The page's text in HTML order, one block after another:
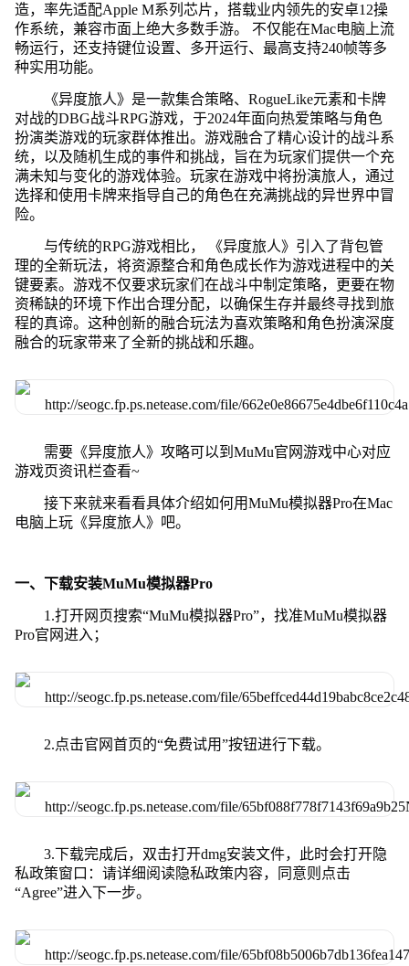
造，率先适配Apple M系列芯片，搭载业内领先的安卓12操
作系统，兼容市面上绝大多数手游。 不仅能在Mac电脑上流
畅运行，还支持键位设置、多开运行、最高支持240帧等多
种实用功能。
《异度旅人》是一款集合策略、RogueLike元素和卡牌
对战的DBG战斗RPG游戏，于2024年面向热爱策略与角色
扮演类游戏的玩家群体推出。游戏融合了精心设计的战斗系
统，以及随机生成的事件和挑战，旨在为玩家们提供一个充
满未知与变化的游戏体验。玩家在游戏中将扮演旅人，通过
选择和使用卡牌来指导自己的角色在充满挑战的异世界中冒
险。
与传统的RPG游戏相比， 《异度旅人》引入了背包管
理的全新玩法，将资源整合和角色成长作为游戏进程中的关
键要素。游戏不仅要求玩家们在战斗中制定策略，更要在物
资稀缺的环境下作出合理分配，以确保生存并最终寻找到旅
程的真谛。这种创新的融合玩法为喜欢策略和角色扮演深度
融合的玩家带来了全新的挑战和乐趣。
需要《异度旅人》攻略可以到MuMu官网游戏中心对应
游戏页资讯栏查看~
接下来就来看看具体介绍如何用MuMu模拟器Pro在Mac
电脑上玩《异度旅人》吧。
一、下载安装MuMu模拟器Pro
1.打开网页搜索“MuMu模拟器Pro”，找准MuMu模拟器
Pro官网进入；
2.点击官网首页的“免费试用”按钮进行下载。
3.下载完成后，双击打开dmg安装文件，此时会打开隐
私政策窗口：请详细阅读隐私政策内容，同意则点击
“Agree”进入下一步。